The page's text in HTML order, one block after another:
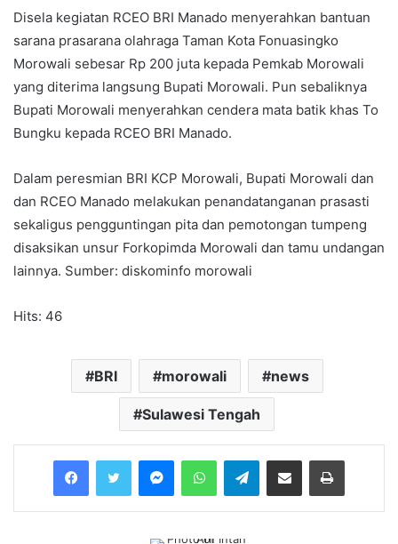
Disela kegiatan RCEO BRI Manado menyerahkan bantuan
sarana prasarana olahraga Taman Kota Fonuasingko
Morowali sebesar Rp 200 juta kepada Pemkab Morowali
yang diterima langsung Bupati Morowali. Pun sebaliknya
Bupati Morowali menyerahkan cendera mata batik khas To
Bungku kepada RCEO BRI Manado.
Dalam peresmian BRI KCP Morowali, Bupati Morowali dan
dan RCEO Manado melakukan penandatanganan prasasti
sekaligus pengguntingan pita dan pemotongan tumpeng
disaksikan unsur Forkopimda Morowali dan tamu undangan
lainnya. Sumber: diskominfo morowali
Hits: 46
BRI morowali news
Sulawesi Tengah
MessengerWhatsAppTelegramShare via Email Print